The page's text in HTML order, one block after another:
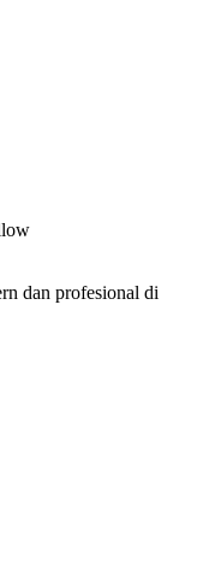
dan profesional di